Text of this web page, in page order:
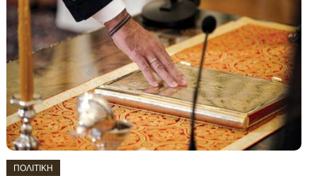
ΠΟΛΙΤΙΚΗ